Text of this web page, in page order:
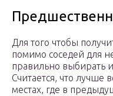
Для того чтобы
помимо соседей для
правильно выбирать
Считается, что лучше
местах, где в